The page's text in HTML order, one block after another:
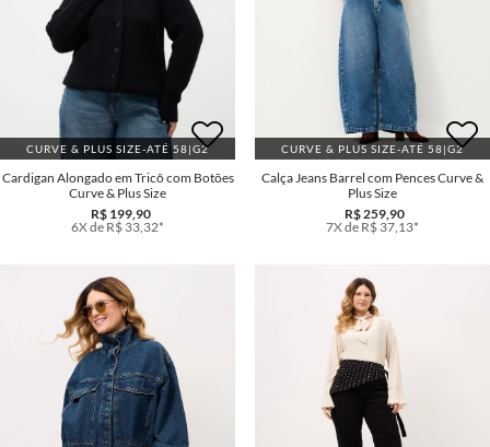
CURVE & PLUS SIZE-ATÉ 58|G2
Cardigan Alongado em Tricô com Botões
Curve & Plus Size
R$ 199,90
6X de R$ 33,32*
CURVE & PLUS SIZE-ATÉ 58|G2
Calça Jeans Barrel com Pences Curve &
Plus Size
R$ 259,90
7X de R$ 37,13*